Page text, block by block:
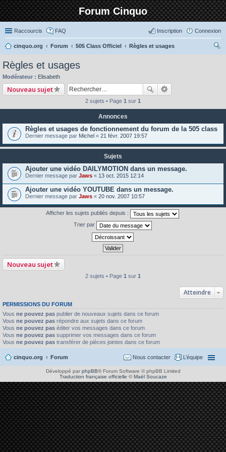
Forum Cinquo
Raccourcis FAQ Connexion
Inscription
cinquo.org Forum 505 Class Officiel
Règles et usages
Règles et usages
Modérateur : Elisabeth
Nouveau sujet
2 sujets • Page 1 sur 1
Annonces
Règles et usages de fonctionnement du forum de la 505 class
Dernier message par Michel « 21 févr. 2007 19:57
Sujets
Ajouter une vidéo DAILYMOTION dans un message.
Dernier message par Jaws « 13 oct. 2015 12:14
Ajouter une vidéo YOUTUBE dans un message.
Dernier message par Jaws « 20 nov. 2007 10:57
Afficher les sujets publiés depuis :
Trier par
Nouveau sujet
2 sujets • Page 1 sur 1
Atteindre
PERMISSIONS DU FORUM
Vous ne pouvez pas publier de nouveaux sujets dans ce forum
Vous ne pouvez pas répondre aux sujets dans ce forum
Vous ne pouvez pas éditer vos messages dans ce forum
Vous ne pouvez pas supprimer vos messages dans ce forum
Vous ne pouvez pas transférer de pièces jointes dans ce forum
cinquo.org Forum L’équipe
Nous contacter
Développé par phpBB® Forum Software © phpBB Limited
Traduction française officielle ©Maël Soucaze